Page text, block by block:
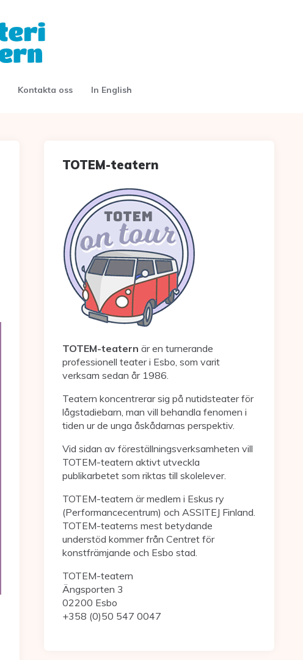
Kontakta oss In English
TOTEM-teatern
TOTEM-teatern är en turnerande
professionell teater i Esbo, som varit
verksam sedan år 1986.
Teatern koncentrerar sig på nutidsteater för
lågstadiebarn, man vill behandla fenomen i
tiden ur de unga åskådarnas perspektiv.
Vid sidan av föreställningsverksamheten vill
TOTEM-teatern aktivt utveckla
publikarbetet som riktas till skolelever.
TOTEM-teatern är medlem i Eskus ry
(Performancecentrum) och ASSITEJ Finland.
TOTEM-teaterns mest betydande
understöd kommer från Centret för
konstfrämjande och Esbo stad.
TOTEM-teatern
Ängsporten 3
02200 Esbo
+358 (0)50 547 0047